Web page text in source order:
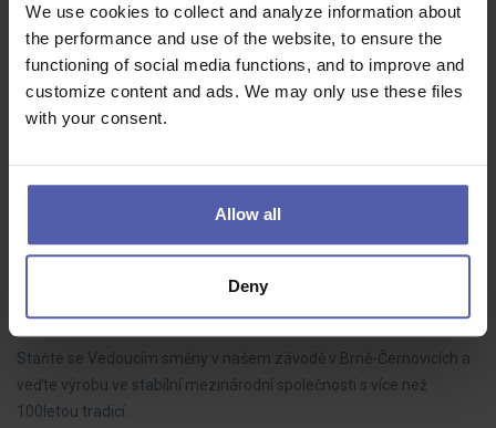
We use cookies to collect and analyze information about
the performance and use of the website, to ensure the
functioning of social media functions, and to improve and
customize content and ads. We may only use these files
with your consent.
Allow all
Deny
FARMACEUTICKÝ ASISTENT - Praha 9 - Vysočany
Benu Praha hl.m. Dohodou
Najděte jistotu #podnašimikřídly a rozšiřte náš tým v lékárně v OC
Fénix.
⭐Vedoucí směny👷 ve výrobě | bez nočních a
HOFMANN WIZARD Brno 35 - 40 000 Kč/měs
Staňte se Vedoucím směny v našem závodě v Brně-Černovicích a
veďte výrobu ve stabilní mezinárodní společnosti s více než
100letou tradicí.